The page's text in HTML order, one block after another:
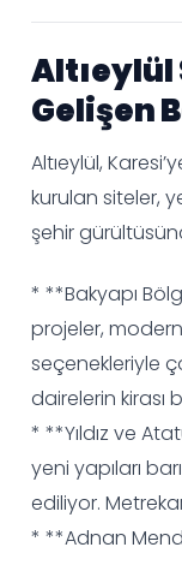
Altıeylül
Gelişen
Altıeylül,
kurulan siteler,
şehir
* **Bakyapı
projeler,
seçenekleriyle
dairelerin kirası
* **Yıldız ve
yeni yapıları
ediliyor.
* **Adnan